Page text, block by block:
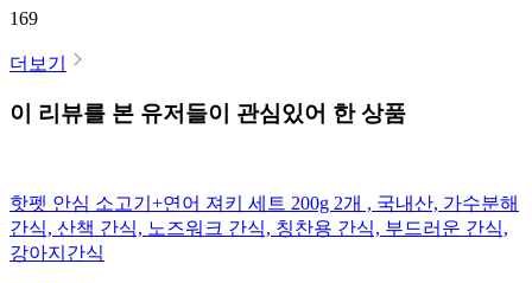
169
더보기
이 리뷰를 본 유저들이 관심있어 한 상품
핫펫 안심 소고기+연어 져키 세트 200g 2개 , 국내산, 가수분해
간식, 산책 간식, 노즈워크 간식, 칭찬용 간식, 부드러운 간식,
강아지간식